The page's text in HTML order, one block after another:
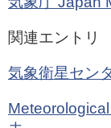
関連エントリ
気象衛星セン